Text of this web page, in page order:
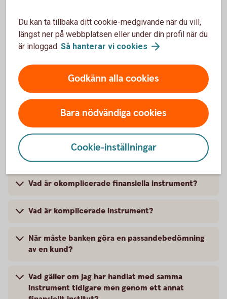
Vad är en jämbördig motpart?
Vad är passandebedömning?
Hur går en passandebedömning till?
Om jag inte vill passandebedömas?
Finns det någon ångermöjlighet på
internetbanken om jag inte vill vara
Vad är okomplicerade finansiella instrument?
Vad är komplicerade instrument?
När måste banken göra en passandebedömning
av en kund?
Vad gäller om jag har handlat med samma
instrument tidigare men genom ett annat
Du kan ta tillbaka ditt cookie-medgivande när du vill,
längst ner på webbplatsen eller under din profil när du
är inloggad. Så hanterar vi cookies
Godkänn alla cookies
Bara nödvändiga cookies
Cookie-inställningar